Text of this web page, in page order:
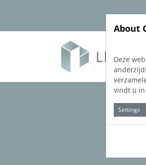
About
Deze
vindt u in
Settings